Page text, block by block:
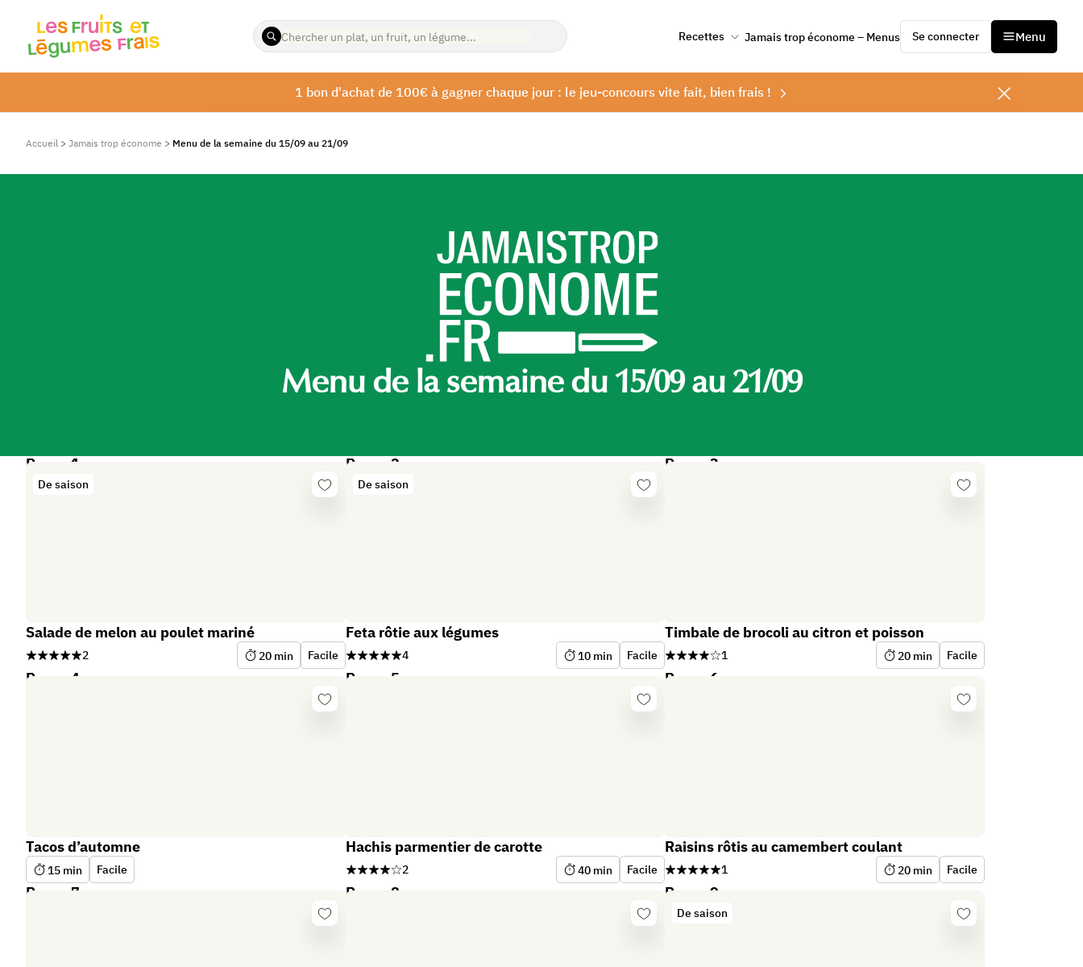
ENTREZ
LES
RECHERCHER
Recettes Jamais trop économe – Menus Se connecter Menu
1 bon d'achat de 100€ à gagner chaque jour : le jeu-concours vite fait, bien frais !
Accueil > Jamais trop économe > Menu de la semaine du 15/09 au 21/09
Jamais
trop
économe
Menu de la semaine du 15/09 au 21/09
Repas 1
De saison
Salade de melon au poulet mariné
2 20 min Facile
Repas 2
De saison
Feta rôtie aux légumes
4 10 min Facile
Repas 3
Timbale de brocoli au citron et poisson
1 20 min Facile
Repas 4
Tacos d’automne
15 min Facile
Repas 5
Hachis parmentier de carotte
2 40 min Facile
Repas 6
Raisins rôtis au camembert coulant
1 20 min Facile
Repas 7 Repas 8 Repas 9
De saison